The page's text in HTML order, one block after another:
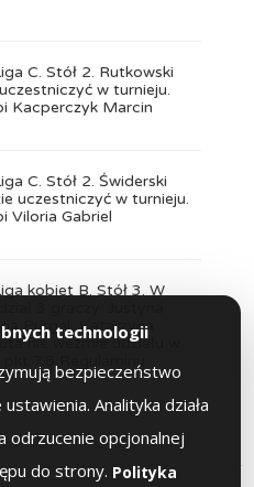
C. Stół 2. Rutkowski
w turnieju.
Kacperczyk Marcin
C. Stół 2. Świderski
uczestniczyć w turnieju.
Viloria Gabriel
kobiet B. Stół 3. W
Purgal, Katarzyna
nie weźmie udziału w
7.8 Regulaminu.
technologii
bezpieczeństwo
Analityka działa
odrzucenie opcjonalnej
do strony. Polityka